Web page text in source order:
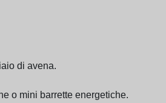
di avena.
o mini barrette energetiche.